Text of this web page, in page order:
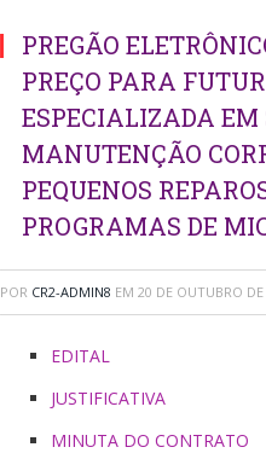
PREGÃO
PREÇO PARA
ESPECIALIZADA EM
MANUTENÇÃO
PEQUENOS
PROGRAMAS DE
POR CR2-ADMIN8 EM 20 DE OUTUBRO
EDITAL
JUSTIFICATIVA
MINUTA DO CONTRATO